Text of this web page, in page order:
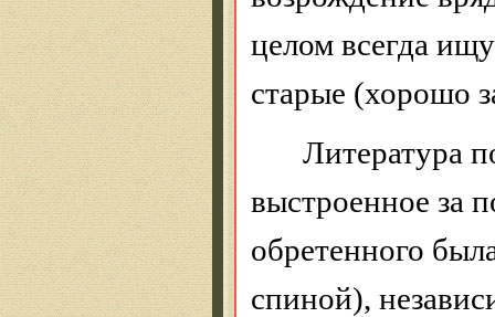
целом всегда
старые (хорошо
Литература
выстроенное за
обретенного
спиной),